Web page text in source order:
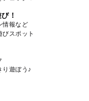
！
情報など
スポット
り遊ぼう♪